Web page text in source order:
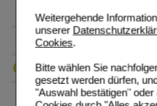
Weitergehende
unserer
Cookies.
Bitte wählen Sie
gesetzt werden dürfen,
"Auswahl bestätigen"